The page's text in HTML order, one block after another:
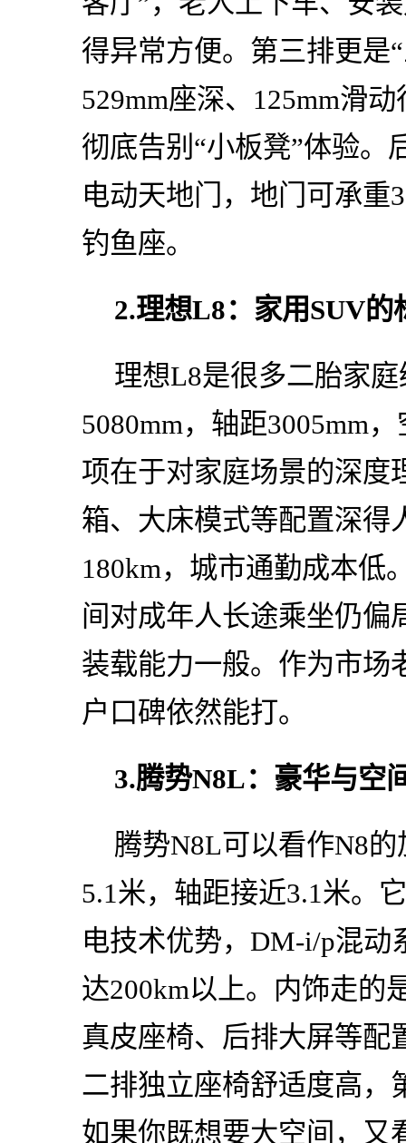
得异常方便。第三排更是
529mm座深、125mm滑
彻底告别“小板凳”体验。
电动天地门，地门可承重
钓鱼座。
2.理想L8：家用SUV的
理想L8是很多二胎家
5080mm，轴距3005mm
项在于对家庭场景的深度
箱、大床模式等配置深得
180km，城市通勤成本低
间对成年人长途乘坐仍偏
装载能力一般。作为市场
户口碑依然能打。
3.腾势N8L：豪华与空
腾势N8L可以看作N8
5.1米，轴距接近3.1米。
电技术优势，DM-i/p混动
达200km以上。内饰走的
真皮座椅、后排大屏等配
二排独立座椅舒适度高，
如果你既想要大空间，又